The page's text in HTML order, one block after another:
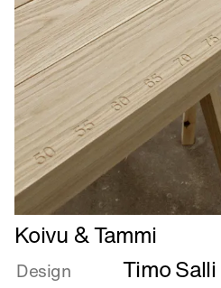
Læs
mere
om
Koivu & Tammi
Design Timo Salli